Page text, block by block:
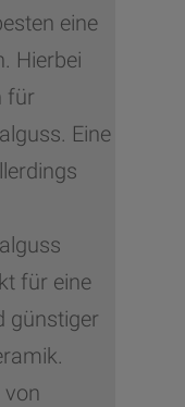
eine
Hierbei
für
Eine
für eine
günstiger
von